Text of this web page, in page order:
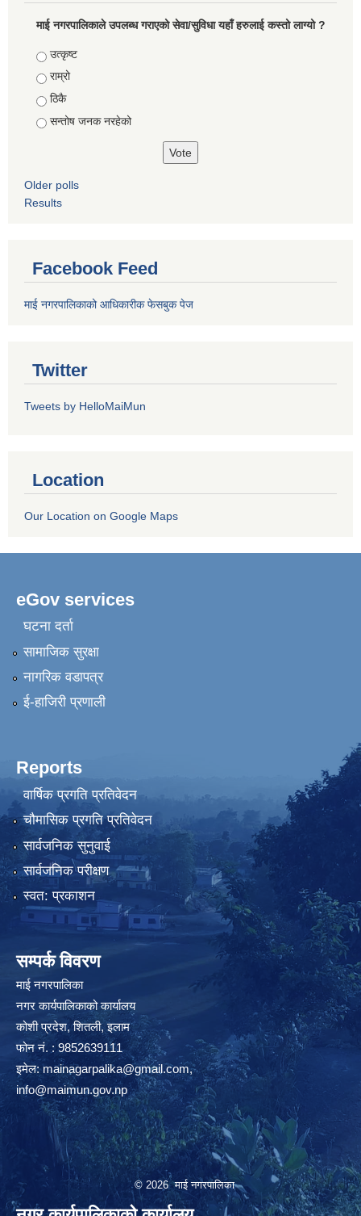
माई नगरपालिकाले उपलब्ध गराएको सेवा/सुविधा यहाँ हरुलाई कस्तो लाग्यो ?
Choices
उत्कृष्ट
राम्रो
ठिकै
सन्तोष जनक नरहेको
Older polls
Results
Facebook Feed
माई नगरपालिकाको आधिकारीक फेसबुक पेज
Twitter
Tweets by HelloMaiMun
Location
Our Location on Google Maps
eGov services
घटना दर्ता
सामाजिक सुरक्षा
नागरिक वडापत्र
ई-हाजिरी प्रणाली
Reports
वार्षिक प्रगति प्रतिवेदन
चौमासिक प्रगति प्रतिवेदन
सार्वजनिक सुनुवाई
सार्वजनिक परीक्षण
स्वत: प्रकाशन
सम्पर्क विवरण
माई नगरपालिका
नगर कार्यपालिकाको कार्यालय
कोशी प्रदेश, शितली, इलाम
फोन नं. : 9852639111
इमेल:mainagarpalika@gmail.com,
info@maimun.gov.np
© 2026 माई नगरपालिका